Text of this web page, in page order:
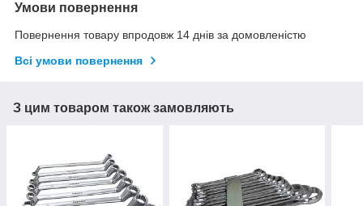
Умови повернення
Повернення товару впродовж 14 днів за домовленістю
Всі умови повернення
З цим товаром також замовляють